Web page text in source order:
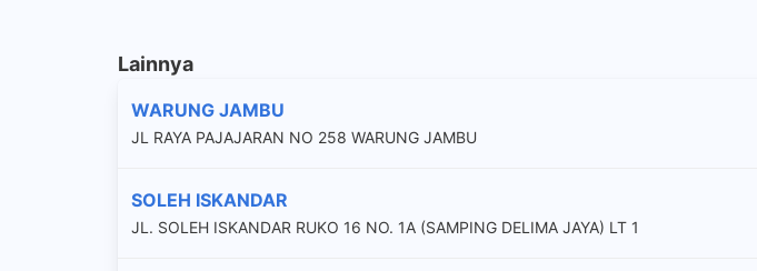
Lainnya
WARUNG JAMBU
JL RAYA PAJAJARAN NO 258 WARUNG JAMBU
SOLEH ISKANDAR
JL. SOLEH ISKANDAR RUKO 16 NO. 1A (SAMPING DELIMA JAYA) LT 1